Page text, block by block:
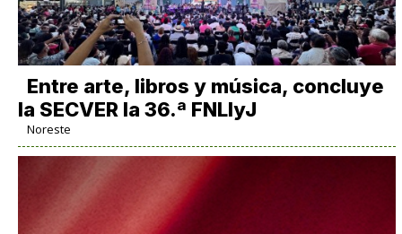
Entre arte, libros y música, concluye
la SECVER la 36.ª FNLIyJ
Noreste